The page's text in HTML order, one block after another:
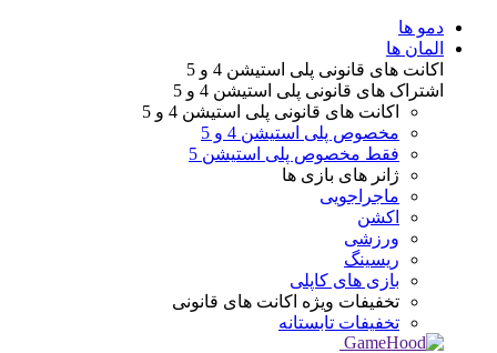
Menu
دمو ها
المان ها
اکانت های قانونی پلی استیشن 4 و 5
اشتراک های قانونی پلی استیشن 4 و 5
اکانت های قانونی پلی استیشن 4 و 5
مخصوص پلی استیشن 4 و 5
فقط مخصوص پلی استیشن 5
ژانر های بازی ها
ماجراجویی
اکشن
ورزشی
ریسینگ
بازی های کاپلی
تخفیفات ویژه اکانت های قانونی
تخفیفات تابستانه